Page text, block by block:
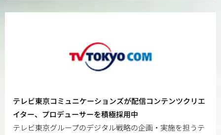
テレビ東京コミュニケーションズが配信コンテンツクリエ
イター、プロデューサーを積極採用中
テレビ東京グループのデジタル戦略の企画・実施を担うテ